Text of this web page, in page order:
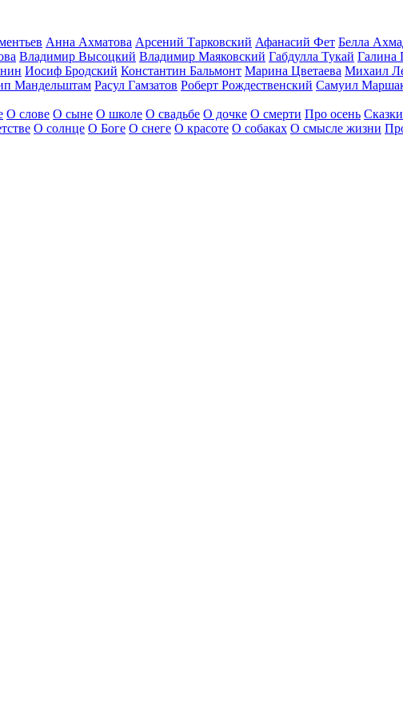
Анна Ахматова Арсений Тарковский Афанасий Фет Белла
Владимир Высоцкий Владимир Маяковский Габдулла Тукай Галина
Иосиф Бродский Константин Бальмонт Марина Цветаева Михаил
Мандельштам Расул Гамзатов Роберт Рождественский Самуил
О слове О сыне О школе О свадьбе О дочке О смерти Про осень
О солнце О Боге О снеге О красоте О собаках О смысле жизни